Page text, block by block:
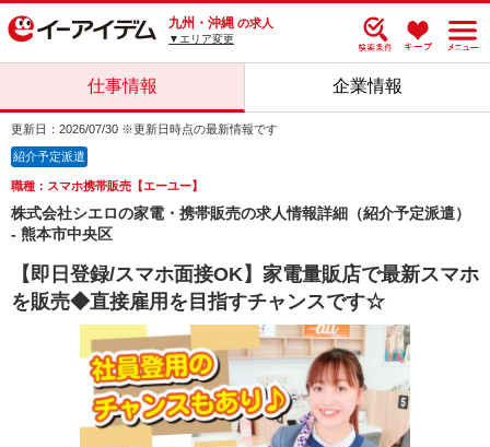
九州・沖縄 の求人
▼エリア変更
仕事情報 企業情報
更新日：2026/07/30 ※更新日時点の最新情報です
紹介予定派遣
職種：スマホ携帯販売【エーユー】
株式会社シエロの家電・携帯販売の求人情報詳細（紹介予定派遣）
- 熊本市中央区
【即日登録/スマホ面接OK】家電量販店で最新スマホ
を販売◆直接雇用を目指すチャンスです☆